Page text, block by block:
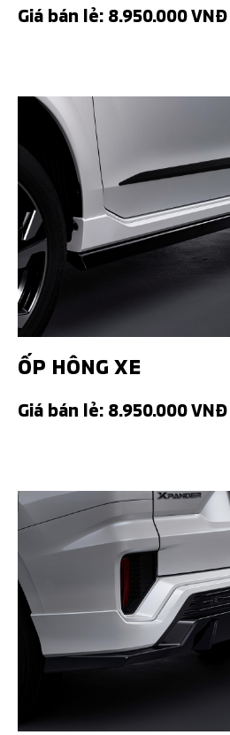
Giá bán lẻ: 8.950.000 VNĐ
ỐP HÔNG XE
Giá bán lẻ: 8.950.000 VNĐ